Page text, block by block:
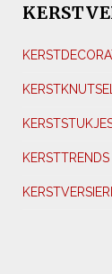
KERSTTRENDS